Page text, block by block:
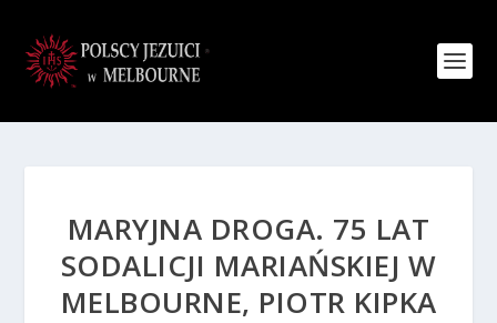
MARYJNA DROGA. 75 LAT
SODALICJI MARIAŃSKIEJ W
MELBOURNE, PIOTR KIPKA